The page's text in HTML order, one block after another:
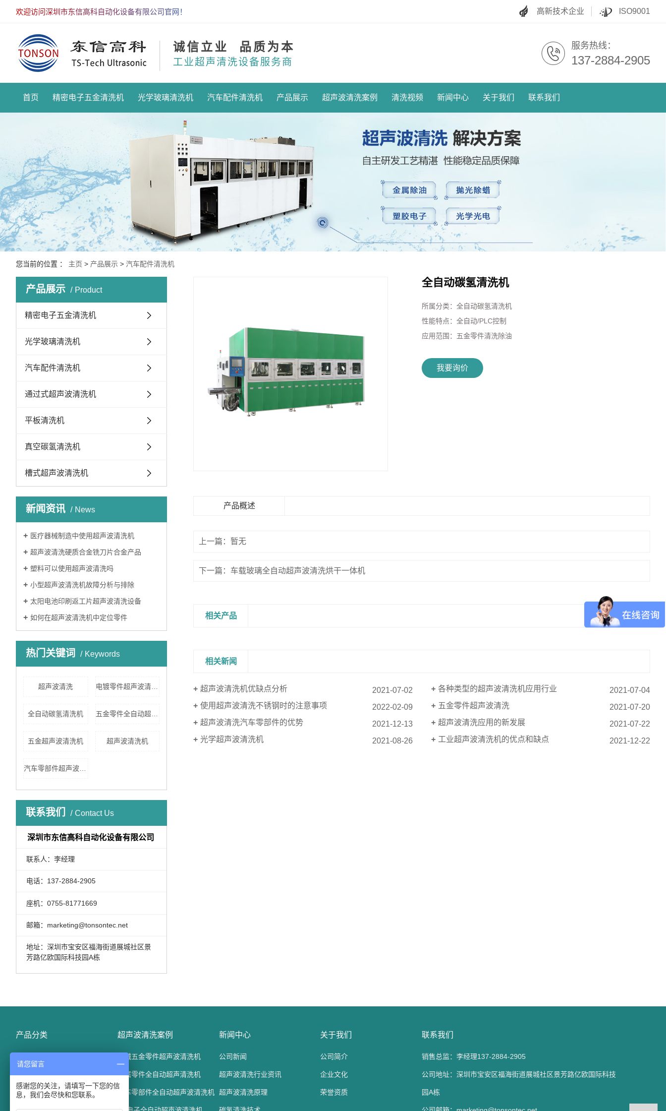
欢迎访问深圳市东信高科自动化设备有限公司官网！ 高新技术企业 ISO9001
诚信立业 品质为本
工业超声清洗设备服务商
服务热线：
137-2884-2905
首页 精密电子五金清洗机 光学玻璃清洗机 汽车配件清洗机 产品展示 超声波清洗案例 清洗视频 新闻中心 关于我们 联系我们
您当前的位置 ： 主页 > 产品展示 > 汽车配件清洗机
产品展示 Product
精密电子五金清洗机
光学玻璃清洗机
汽车配件清洗机
通过式超声波清洗机
平板清洗机
真空碳氢清洗机
槽式超声波清洗机
新闻资讯 News
医疗器械制造中使用超声波清洗机
超声波清洗硬质合金铣刀片合金产品
塑料可以使用超声波清洗吗
小型超声波清洗机故障分析与排除
太阳电池印刷返工片超声波清洗设备
如何在超声波清洗机中定位零件
热门关键词 Keywords
超声波清洗 电镀零件超声波清洗机
全自动碳氢清洗机
五金超声波清洗机 超声波清洗机
联系我们 Contact Us
深圳市东信高科自动化设备有限公司
联系人：李经理
电话：137-2884-2905
座机：0755-81771669
邮箱：marketing@tonsontec.net
地址：深圳市宝安区福海街道展城社区景
芳路亿欧国际科技园A栋
全自动碳氢清洗机
所属分类：全自动碳氢清洗机
性能特点：全自动/PLC控制
应用范围： 五金零件清洗除油
我要询价
产品概述
上一篇：暂无
下一篇：车载玻璃全自动超声波清洗烘干一体机
相关产品
相关新闻
超声波清洗机优缺点分析 2021-07-02 各种类型的超声波清洗机应用行业
2021-07-04
使用超声波清洗不锈钢时的注意事项
2022-02-09 五金零件超声波清洗
2021-07-20
超声波清洗汽车零部件的优势
2021-12-13 超声波清洗应用的新发展
2021-07-22
光学超声波清洗机
2021-08-26 工业超声波清洗机的优点和缺点 2021-12-22
产品分类
光学玻璃清洗机
汽车配件清洗机
超声波清洗案例
机械五金零件超声波清洗机
金属零件全自动超声清洗机
汽车零部件全自动超声波清洗机
新闻中心
公司新闻
超声波清洗行业资讯
超声波清洗原理
关于我们
公司简介
企业文化
荣誉资质
联系我们
销售总监：李经理137-2884-2905
公司地址：深圳市宝安区福海街道展城社区景芳路亿欧国际科技
园A栋
请您留言
感谢您的关注，请填写一下您的信
息，我们会尽快和您联系。